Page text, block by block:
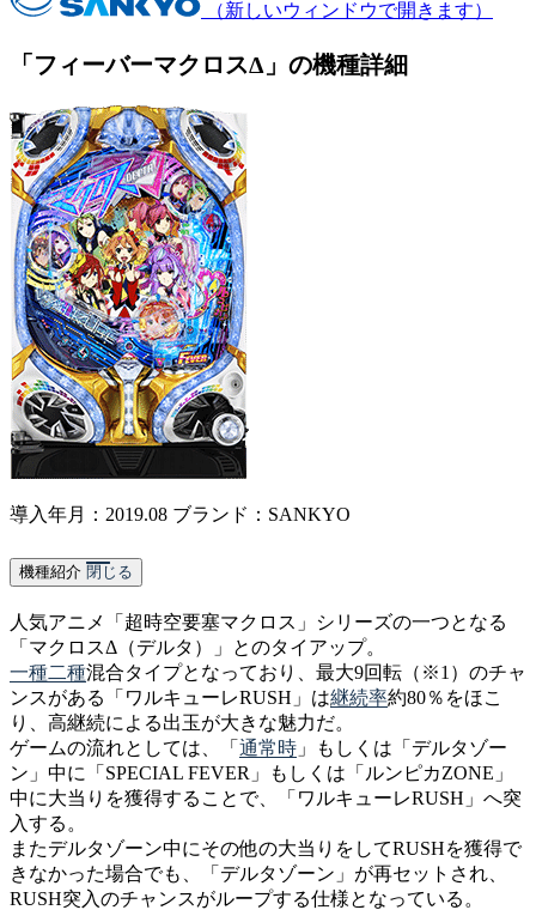
（新しいウィンドウで開きます）
「フィーバーマクロスΔ」の機種詳細
導入年月：2019.08 ブランド：SANKYO
機種紹介 閉じる
人気アニメ「超時空要塞マクロス」シリーズの一つとなる
「マクロスΔ（デルタ）」とのタイアップ。
一種二種混合タイプとなっており、最大9回転（※1）のチャ
ンスがある「ワルキューレRUSH」は継続率約80％をほこ
り、高継続による出玉が大きな魅力だ。
ゲームの流れとしては、「 通常時 」もしくは「デルタゾー
ン」中に「SPECIAL FEVER」もしくは「ルンピカZONE」
中に大当りを獲得することで、「ワルキューレRUSH」へ突
入する。
またデルタゾーン中にその他の大当りをしてRUSHを獲得で
きなかった場合でも、「デルタゾーン」が再セットされ、
RUSH突入のチャンスがループする仕様となっている。